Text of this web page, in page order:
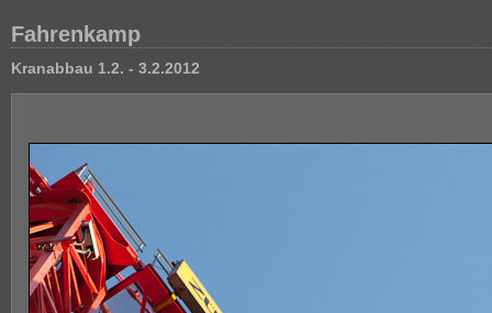
Fahrenkamp
Kranabbau 1.2. - 3.2.2012